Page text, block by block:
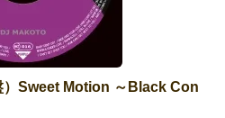
）Sweet Motion ～Black Con